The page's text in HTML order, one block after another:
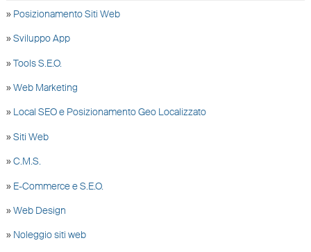
» Posizionamento Siti Web
» Sviluppo App
» Tools S.E.O.
» Web Marketing
» Local SEO e Posizionamento Geo Localizzato
» Siti Web
» C.M.S.
» E-Commerce e S.E.O.
» Web Design
» Noleggio siti web